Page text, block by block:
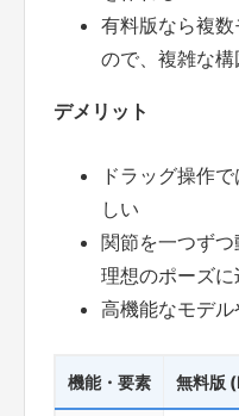
有料版なら複
ので、複雑な
デメリット
ドラッグ操作
しい
関節を一つずつ
理想のポーズ
高機能なモデ
機能・要素 無料版